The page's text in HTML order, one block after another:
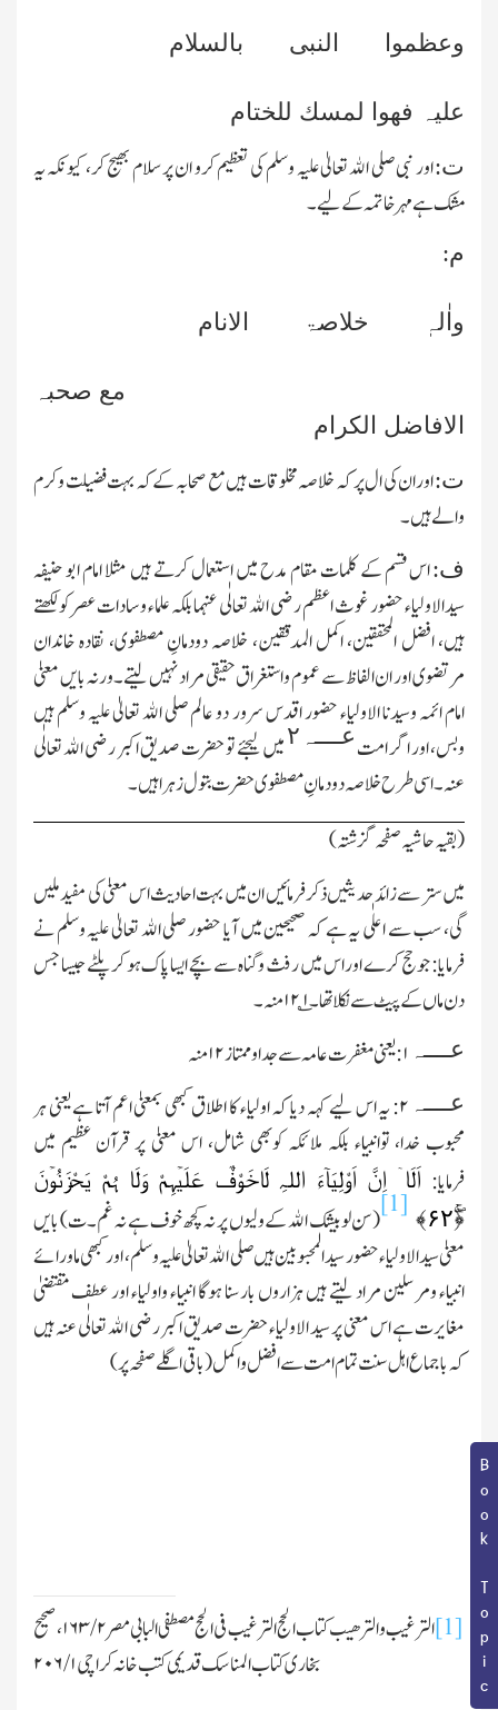
Book Topic
وعظموا النبی بالسلام
علیہ فھوا لمسك للختام
ت:اور نبی صلی الله تعالیٰ علیہ وسلم کی تعظیم کرو ان پر سلام بھیج کر، کیونکہ یہ
مشك ہے مہر خاتمہ کے لیے۔
م:
واٰلہٖ خلاصۃ الانام
مع صحبہ
الافاضل الکرام
ت:اوران کی ال پر کہ خلاصہ مخلوقات ہیں مع صحابہ کے کہ بہت فضیلت وکرم
والے ہیں۔
ف:اس قسم کے کلمات مقام مدح میں استعمال کرتے ہیں مثلا امام ابو حنیفہ
سیدالاولیاء حضور غوث اعظم رضی الله تعالٰی عنہما بلکہ علماء وسادات عصر کو لکھتے
ہیں، افضل المحققین، اکمل المدققین، خلاصہ دودمانِ مصطفوی، نقادہ خاندان
مرتضوی اور ان الفاظ سے عموم واستغراق حقیقی مراد نہیں لیتے۔ ورنہ بایں معنیٰ
امام ائمہ وسیدنا الاولیاء حضور اقدس سرور دو عالم صلی الله تعالیٰ علیہ وسلم ہیں
وبس، اور اگر امتعــــہ۲
میں لیجئے تو حضرت صدیق اکبر رضی الله تعالٰی
عنہ ۔ اسی طرح خلاصہ دودمانِ مصطفوی حضرت بتول زہرا ہیں۔
(بقیہ حاشیہ صفحہ گزشتہ)
میں ستر سے زائد حدیثیں ذکر فرمائیں ان میں بہت احادیث اس معنیٰ کی مفید ملیں
گی، سب سے اعلٰی یہ ہے کہ صحیحین میں آیا حضور صلی الله تعالیٰ علیہ وسلم نے
فرمایا: جو حج کرے اور اس میں رفث وگناہ سے بچے ایسا پاك ہو کر پلٹے جیسا جس
دن ماں کے پیٹ سے نکلا تھا۔۱؎۱۲منہ۔
عــــہ ۱:یعنی مغفر ت عامہ سے جدا وممتاز۱۲منہ
عــــہ ۲: یہ اس لیے کہہ دیا کہ اولیاء کا اطلاق کبھی بمعنیٰ اعم آتا ہے یعنی ہر
محبوب خدا، توانبیاء بلکہ ملائکہ کوبھی شامل، اس معنیٰ پر قرآن عظیم میں
فرمایا: اَلَاۤ اِنَّ اَوْلِیَآءَ اللہِ لَاخَوْفٌ عَلَیۡہِمْ وَلَا ہُمْ یَحْزَنُوۡنَ
﴿ۚۖ۶۲﴾ [1](سن لو بیشك الله کے ولیوں پر نہ کچھ خوف ہے نہ غم۔ ت) بایں
معنیٰ سیدالاولیاء حضور سید المحبوبین ہیں صلی الله تعالیٰ علیہ وسلم، اور کبھی ماورائے
انبیاء ومرسلین مراد لیتے ہیں ہزاروں بار سنا ہوگا انبیاء واولیاء اور عطف مقتضیٰ
مغایرت ہے اس معنی پر سید الاولیاء حضرت صدیق اکبر رضی الله تعالٰی عنہ ہیں
کہ باجماع اہل سنت تمام امت سے افضل واکمل(باقی اگلے صفحہ پر)
[1] الترغیب والترھیب کتاب الحج الترغیب فی الحج مصطفی البابی مصر۲/۱۶۳،صحیح
بخاری کتاب المناسك قدیمی کتب خانہ کراچی۱/۲۰۶